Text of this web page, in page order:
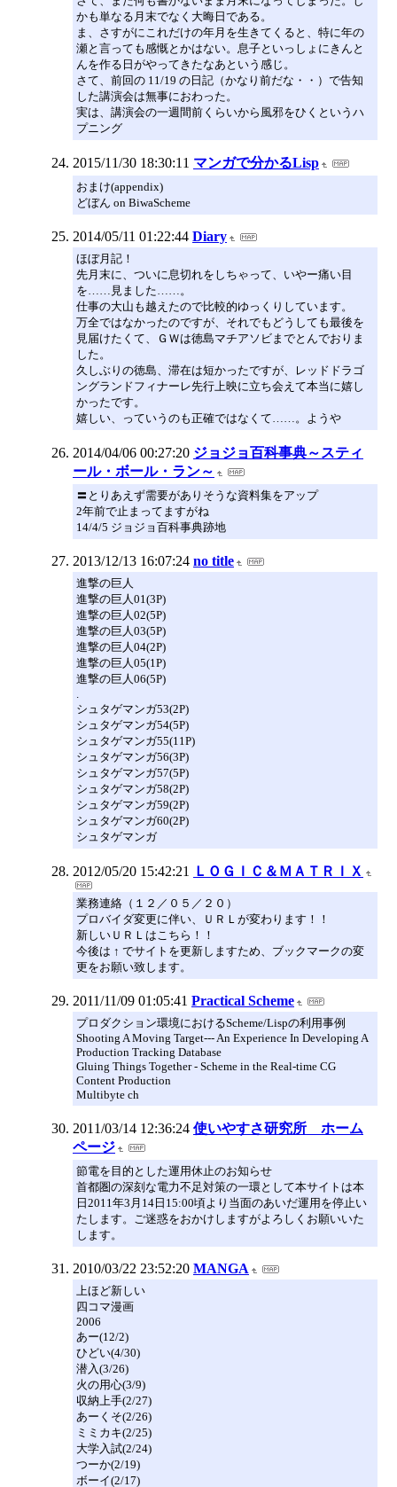
かも単なる月末でなく大晦日である。
ま、さすがにこれだけの年月を生きてくると、特に年の
瀬と言っても感慨とかはない。息子といっしょにきんと
んを作る日がやってきたなあという感じ。
さて、前回の 11/19 の日記（かなり前だな・・）で告知
した講演会は無事におわった。
実は、講演会の一週間前くらいから風邪をひくというハ
プニング
2015/11/30 18:30:11 マンガで分かるLisp
おまけ(appendix)
どぼん on BiwaScheme
2014/05/11 01:22:44 Diary
ほぼ月記！
先月末に、ついに息切れをしちゃって、いやー痛い目
を……見ました……。
仕事の大山も越えたので比較的ゆっくりしています。
万全ではなかったのですが、それでもどうしても最後を
見届けたくて、ＧＷは徳島マチアソビまでとんでおりま
した。
久しぶりの徳島、滞在は短かったですが、レッドドラゴ
ングランドフィナーレ先行上映に立ち会えて本当に嬉し
かったです。
嬉しい、っていうのも正確ではなくて……。ようや
2014/04/06 00:27:20 ジョジョ百科事典～スティ
ール・ボール・ラン～
〓とりあえず需要がありそうな資料集をアップ
2年前で止まってますがね
14/4/5 ジョジョ百科事典跡地
2013/12/13 16:07:24 no title
進撃の巨人
進撃の巨人01(3P)
進撃の巨人02(5P)
進撃の巨人03(5P)
進撃の巨人04(2P)
進撃の巨人05(1P)
進撃の巨人06(5P)
シュタゲマンガ53(2P)
シュタゲマンガ54(5P)
シュタゲマンガ55(11P)
シュタゲマンガ56(3P)
シュタゲマンガ57(5P)
シュタゲマンガ58(2P)
シュタゲマンガ59(2P)
シュタゲマンガ60(2P)
シュタゲマンガ
2012/05/20 15:42:21 ＬＯＧＩＣ＆ＭＡＴＲＩＸ
業務連絡（１２／０５／２０）
プロバイダ変更に伴い、ＵＲＬが変わります！！
新しいＵＲＬはこちら！！
今後は ↑ でサイトを更新しますため、ブックマークの変
更をお願い致します。
2011/11/09 01:05:41 Practical Scheme
プロダクション環境におけるScheme/Lispの利用事例
Shooting A Moving Target--- An Experience In Developing A
Production Tracking Database
Gluing Things Together - Scheme in the Real-time CG
Content Production
Multibyte ch
2011/03/14 12:36:24 使いやすさ研究所 ホーム
ページ
節電を目的とした運用休止のお知らせ
首都圏の深刻な電力不足対策の一環として本サイトは本
日2011年3月14日15:00頃より当面のあいだ運用を停止い
たします。ご迷惑をおかけしますがよろしくお願いいた
します。
2010/03/22 23:52:20 MANGA
上ほど新しい
四コマ漫画
2006
あー(12/2)
ひどい(4/30)
潜入(3/26)
火の用心(3/9)
収納上手(2/27)
あーくそ(2/26)
ミミカキ(2/25)
大学入試(2/24)
つーか(2/19)
ボーイ(2/17)